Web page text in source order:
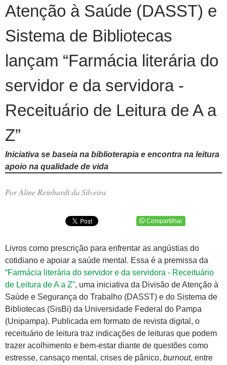
Atenção à Saúde (DASST) e
Sistema de Bibliotecas
lançam “Farmácia literária do
servidor e da servidora -
Receituário de Leitura de A a
Z”
Iniciativa se baseia na biblioterapia e encontra na leitura
apoio na qualidade de vida
Por Aline Reinhardt da Silveira
Compartilhar
Livros como prescrição para enfrentar as angústias do
cotidiano e apoiar a saúde mental. Essa é a premissa da
“Farmácia literária do servidor e da servidora - Receituário
de Leitura de A a Z”, uma iniciativa da Divisão de Atenção à
Saúde e Segurança do Trabalho (DASST) e do Sistema de
Bibliotecas (SisBi) da Universidade Federal do Pampa
(Unipampa). Publicada em formato de revista digital, o
receituário de leitura traz indicações de leituras que podem
trazer acolhimento e bem-estar diante de questões como
estresse, cansaço mental, crises de pânico, burnout, entre